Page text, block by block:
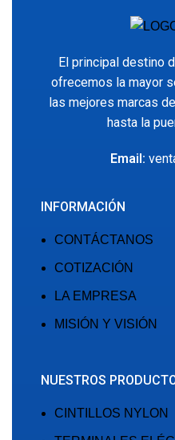
El principal destino
ofrecemos la mayor
las mejores marcas
hasta la
Email:
INFORMACIÓN
CONTÁCTANOS
COTIZACIÓN
LA EMPRESA
MISIÓN Y VISIÓN
NUESTROS
CINTILLOS NYLON